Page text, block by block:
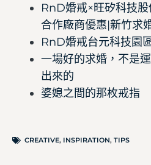
RnD婚戒×旺矽科技
合作廠商優惠|新竹求
RnD婚戒台元科技園
一場好的求婚，不是
出來的
婆媳之間的那枚戒指
CREATIVE, INSPIRATION, TIPS